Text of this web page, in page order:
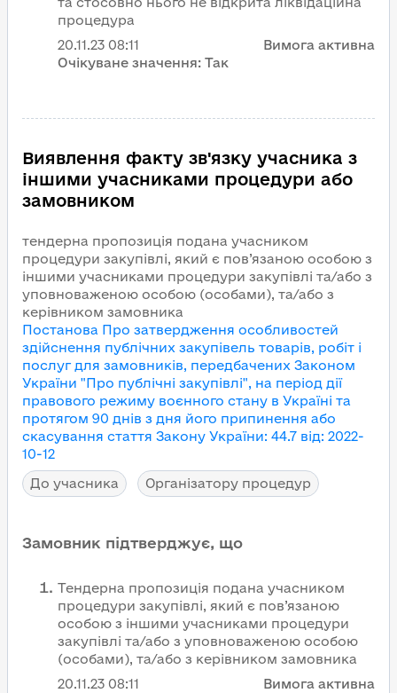
процедура
20.11.23 08:11
Вимога активна
Очікуване значення: Так
Виявлення факту зв'язку учасника з
іншими учасниками процедури або
замовником
тендерна пропозиція подана учасником
процедури закупівлі, який є пов’язаною особою з
іншими учасниками процедури закупівлі та/або з
уповноваженою особою (особами), та/або з
керівником замовника
Постанова Про затвердження особливостей
здійснення публічних закупівель товарів, робіт і
послуг для замовників, передбачених Законом
України "Про публічні закупівлі", на період дії
правового режиму воєнного стану в Україні та
протягом 90 днів з дня його припинення або
скасування стаття Закону України: 44.7 від: 2022-
10-12
До учасника
Організатору процедур
Замовник підтверджує, що
Тендерна пропозиція подана учасником
процедури закупівлі, який є пов’язаною
особою з іншими учасниками процедури
закупівлі та/або з уповноваженою особою
(особами), та/або з керівником замовника
20.11.23 08:11 Вимога активна